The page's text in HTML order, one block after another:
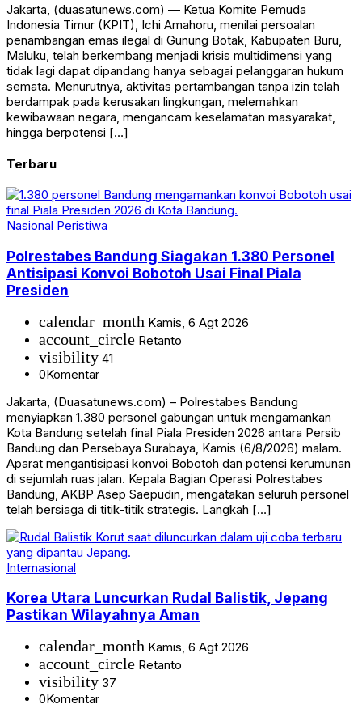
Jakarta, (duasatunews.com) — Ketua Komite Pemuda
Indonesia Timur (KPIT), Ichi Amahoru, menilai persoalan
penambangan emas ilegal di Gunung Botak, Kabupaten Buru,
Maluku, telah berkembang menjadi krisis multidimensi yang
tidak lagi dapat dipandang hanya sebagai pelanggaran hukum
semata. Menurutnya, aktivitas pertambangan tanpa izin telah
berdampak pada kerusakan lingkungan, melemahkan
kewibawaan negara, mengancam keselamatan masyarakat,
hingga berpotensi […]
Terbaru
Nasional Peristiwa
Polrestabes Bandung Siagakan 1.380 Personel
Antisipasi Konvoi Bobotoh Usai Final Piala
Presiden
calendar_month Kamis, 6 Agt 2026
account_circle Retanto
visibility 41
0Komentar
Jakarta, (Duasatunews.com) – Polrestabes Bandung
menyiapkan 1.380 personel gabungan untuk mengamankan
Kota Bandung setelah final Piala Presiden 2026 antara Persib
Bandung dan Persebaya Surabaya, Kamis (6/8/2026) malam.
Aparat mengantisipasi konvoi Bobotoh dan potensi kerumunan
di sejumlah ruas jalan. Kepala Bagian Operasi Polrestabes
Bandung, AKBP Asep Saepudin, mengatakan seluruh personel
telah bersiaga di titik-titik strategis. Langkah […]
Internasional
Korea Utara Luncurkan Rudal Balistik, Jepang
Pastikan Wilayahnya Aman
calendar_month Kamis, 6 Agt 2026
account_circle Retanto
visibility 37
0Komentar